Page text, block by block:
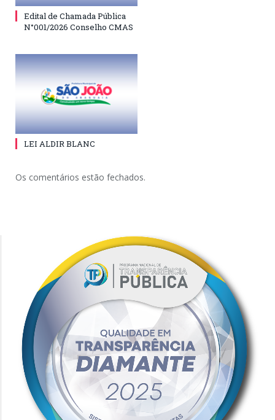
Edital de Chamada Pública
N°001/2026 Conselho CMAS
LEI ALDIR BLANC
Os comentários estão fechados.